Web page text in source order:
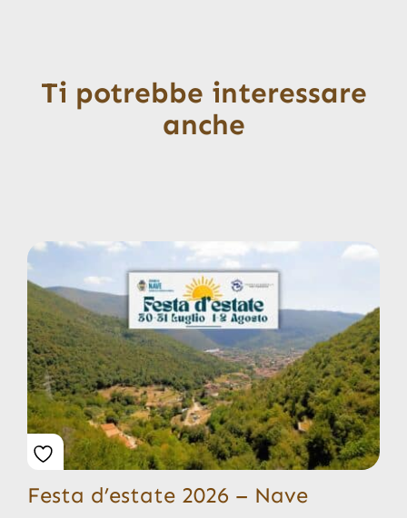
Ti potrebbe interessare
anche
Festa d’estate 2026 – Nave